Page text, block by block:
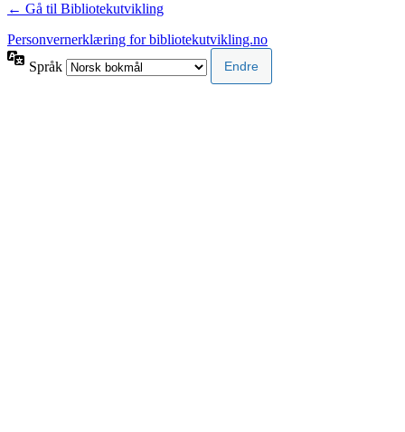
← Gå til Bibliotekutvikling
Personvernerklæring for bibliotekutvikling.no
Språk